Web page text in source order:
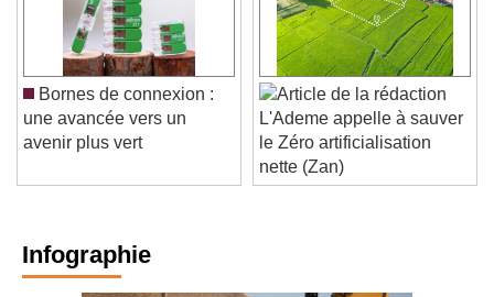
Bornes de connexion :
une avancée vers un
L'Ademe appelle à sauver
le Zéro artificialisation
nette (Zan)
Infographie